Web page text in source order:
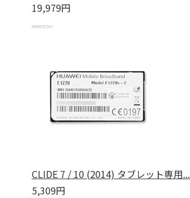
19,979円
CLIDE 7 / 10 (2014) タブレット専用...
5,309円